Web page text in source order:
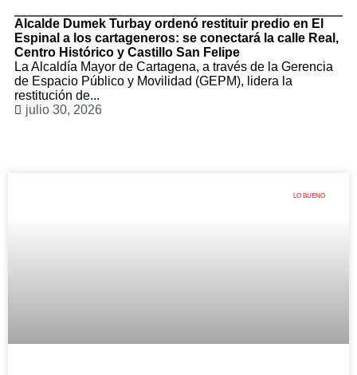
Alcalde Dumek Turbay ordenó restituir predio en El
Espinal a los cartageneros: se conectará la calle Real,
Centro Histórico y Castillo San Felipe
La Alcaldía Mayor de Cartagena, a través de la Gerencia
de Espacio Público y Movilidad (GEPM), lidera la
restitución de...
julio 30, 2026
LO BUENO